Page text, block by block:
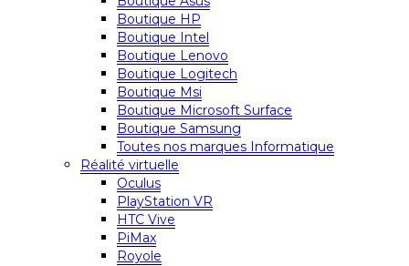
Boutique HP
Boutique Intel
Boutique Lenovo
Boutique Logitech
Boutique Msi
Boutique Microsoft Surface
Boutique Samsung
Toutes nos marques Informatique
Réalité virtuelle
Oculus
PlayStation VR
HTC Vive
PiMax
Royole